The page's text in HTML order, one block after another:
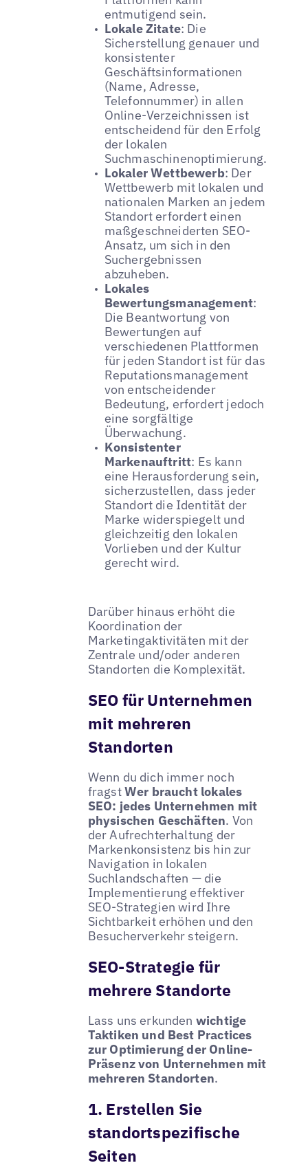
entmutigend sein.
Lokale Zitate: Die
Sicherstellung genauer und
konsistenter
Geschäftsinformationen
(Name, Adresse,
Telefonnummer) in allen
Online-Verzeichnissen ist
entscheidend für den Erfolg
der lokalen
Suchmaschinenoptimierung.
Lokaler Wettbewerb: Der
Wettbewerb mit lokalen und
nationalen Marken an jedem
Standort erfordert einen
maßgeschneiderten SEO-
Ansatz, um sich in den
Suchergebnissen
abzuheben.
Lokales
Bewertungsmanagement:
Die Beantwortung von
Bewertungen auf
verschiedenen Plattformen
für jeden Standort ist für das
Reputationsmanagement
von entscheidender
Bedeutung, erfordert jedoch
eine sorgfältige
Überwachung.
Konsistenter
Markenauftritt: Es kann
eine Herausforderung sein,
sicherzustellen, dass jeder
Standort die Identität der
Marke widerspiegelt und
gleichzeitig den lokalen
Vorlieben und der Kultur
gerecht wird.
Darüber hinaus erhöht die
Koordination der
Marketingaktivitäten mit der
Zentrale und/oder anderen
Standorten die Komplexität.
SEO für Unternehmen
mit mehreren
Standorten
Wenn du dich immer noch
fragstWer braucht lokales
SEO: jedes Unternehmen mit
physischen Geschäften. Von
der Aufrechterhaltung der
Markenkonsistenz bis hin zur
Navigation in lokalen
Suchlandschaften — die
Implementierung effektiver
SEO-Strategien wird Ihre
Sichtbarkeit erhöhen und den
Besucherverkehr steigern.
SEO-Strategie für
mehrere Standorte
Lass uns erkunden wichtige
Taktiken und Best Practices
zur Optimierung der Online-
Präsenz von Unternehmen mit
mehreren Standorten.
1. Erstellen Sie
standortspezifische
Seiten